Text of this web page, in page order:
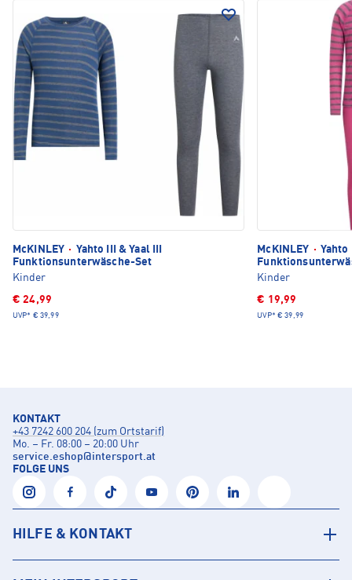
McKINLEY · Yahto III & Yaal III
Funktionsunterwäsche-Set
Kinder
€ 24,99
UVP* € 39,99
McKINLEY · Yahto
Kinder
€ 19,99
UVP* € 39,99
KONTAKT
+43 7242 600 204 (zum Ortstarif)
Mo. – Fr. 08:00 – 20:00 Uhr
service.eshop@intersport.at
FOLGE UNS
HILFE & KONTAKT